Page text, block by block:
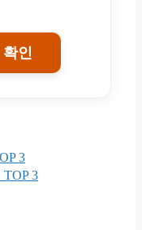
인
3
3